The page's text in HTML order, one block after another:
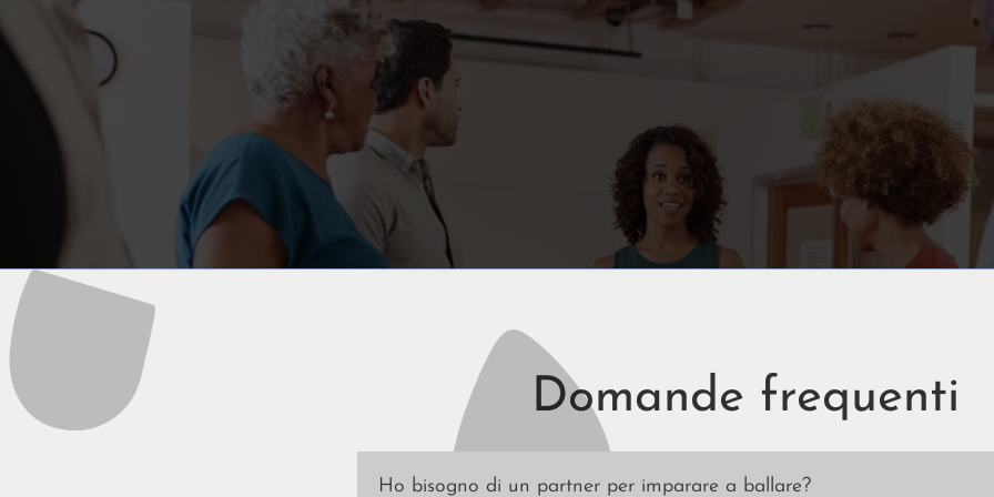
Domande frequenti
Ho bisogno di un partner per imparare a ballare?